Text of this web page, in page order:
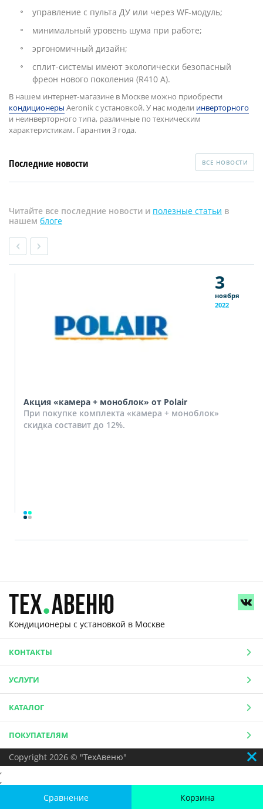
Сравнение Корзина
управление с пульта ДУ или через WF-модуль;
минимальный уровень шума при работе;
эргономичный дизайн;
сплит-системы имеют экологически безопасный
фреон нового поколения (R410 А).
В нашем интернет-магазине в Москве можно приобрести
кондиционеры Aeronik с установкой. У нас модели инверторного
и неинверторного типа, различные по техническим
характеристикам. Гарантия 3 года.
Последние новости ВСЕ НОВОСТИ
Читайте все последние новости и полезные статьи в
нашем блоге
3
ноября
2022
Акция «камера + моноблок» от Polair
При покупке комплекта «камера + моноблок»
скидка составит до 12%.
Кондиционеры с установкой в Москве
КОНТАКТЫ
УСЛУГИ
КАТАЛОГ
ПОКУПАТЕЛЯМ
Copyright 2026 © "ТехАвеню"
,
,